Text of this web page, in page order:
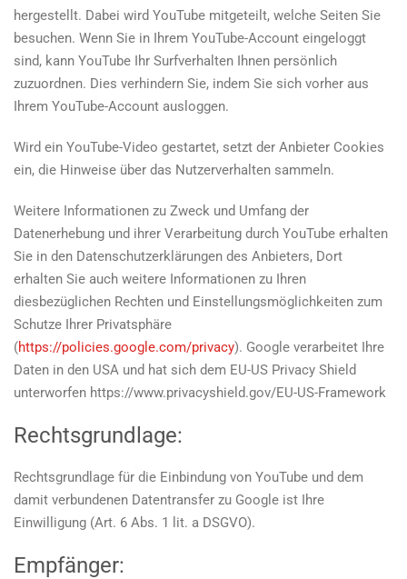
hergestellt. Dabei wird YouTube mitgeteilt, welche Seiten Sie
besuchen. Wenn Sie in Ihrem YouTube-Account eingeloggt
sind, kann YouTube Ihr Surfverhalten Ihnen persönlich
zuzuordnen. Dies verhindern Sie, indem Sie sich vorher aus
Ihrem YouTube-Account ausloggen.
Wird ein YouTube-Video gestartet, setzt der Anbieter Cookies
ein, die Hinweise über das Nutzerverhalten sammeln.
Weitere Informationen zu Zweck und Umfang der
Datenerhebung und ihrer Verarbeitung durch YouTube erhalten
Sie in den Datenschutzerklärungen des Anbieters, Dort
erhalten Sie auch weitere Informationen zu Ihren
diesbezüglichen Rechten und Einstellungsmöglichkeiten zum
Schutze Ihrer Privatsphäre
(https://policies.google.com/privacy). Google verarbeitet Ihre
Daten in den USA und hat sich dem EU-US Privacy Shield
unterworfen https://www.privacyshield.gov/EU-US-Framework
Rechtsgrundlage:
Rechtsgrundlage für die Einbindung von YouTube und dem
damit verbundenen Datentransfer zu Google ist Ihre
Einwilligung (Art. 6 Abs. 1 lit. a DSGVO).
Empfänger: